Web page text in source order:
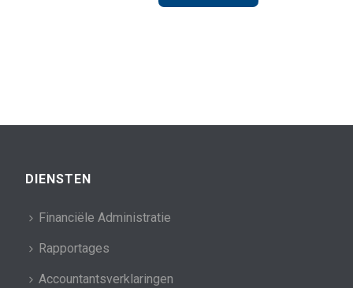
DIENSTEN
Financiële Administratie
Rapportages
Accountantsverklaringen